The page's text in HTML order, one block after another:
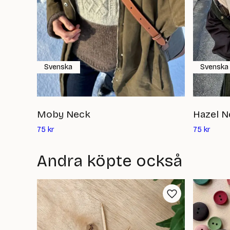
Moby Neck
75 krDet
är:
kr
Svenska
Hazel
75 krDet
kr
Svenska
Andra köpte också